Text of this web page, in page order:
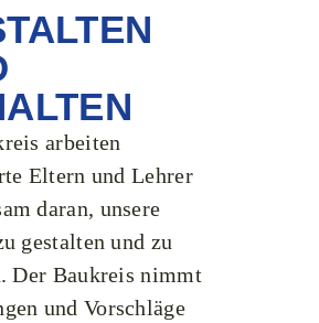
arbeiten
Eltern und Lehrer
daran, unsere
gestalten und zu
Der Baukreis nimmt
und Vorschläge